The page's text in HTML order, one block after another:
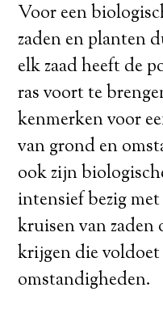
Voor een
zaden en planten
elk zaad heeft de
ras voort te
kenmerken voor
van grond en
ook zijn
intensief bezig
kruisen van zaden
krijgen die
omstandigheden.